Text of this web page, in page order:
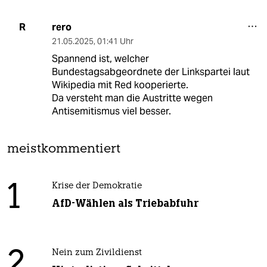
R rero
21.05.2025, 01:41 Uhr
Spannend ist, welcher
Bundestagsabgeordnete der Linkspartei laut
Wikipedia mit Red kooperierte.
Da versteht man die Austritte wegen
Antisemitismus viel besser.
meistkommentiert
1 Krise der Demokratie
AfD-Wählen als Triebabfuhr
Nein zum Zivildienst